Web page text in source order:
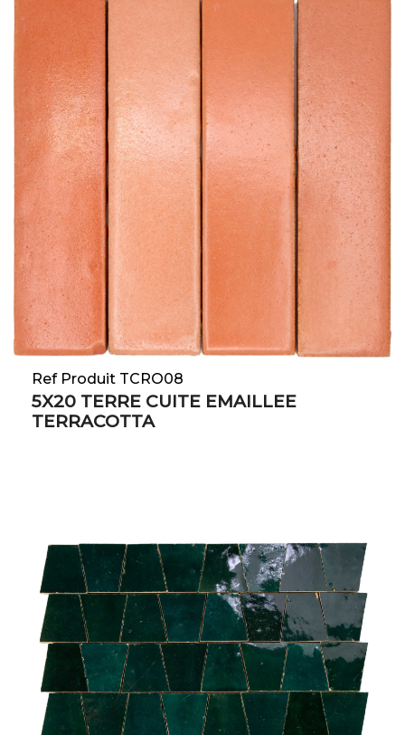
Ref Produit TCRO08
5X20 TERRE CUITE EMAILLEE
TERRACOTTA